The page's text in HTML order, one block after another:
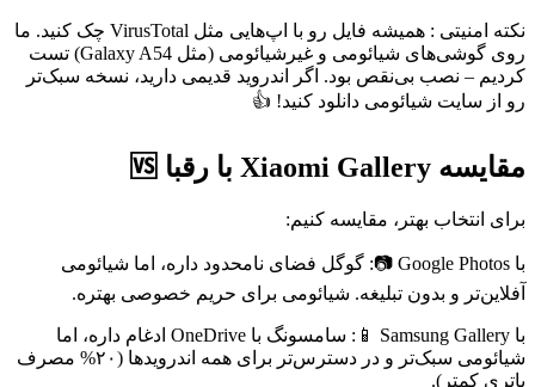
نکته امنیتی : همیشه فایل رو با اپ‌هایی مثل VirusTotal چک کنید. ما
روی گوشی‌های شیائومی و غیرشیائومی (مثل Galaxy A54) تست
کردیم – نصب بی‌نقص بود. اگر اندروید قدیمی دارید، نسخه سبک‌تر
رو از سایت شیائومی دانلود کنید! 👍
مقایسه Xiaomi Gallery با رقبا 🆚
برای انتخاب بهتر، مقایسه کنیم:
با Google Photos 📷: گوگل فضای نامحدود داره، اما شیائومی
آفلاین‌تر و بدون تبلیغه. شیائومی برای حریم خصوصی بهتره.
با Samsung Gallery 📱: سامسونگ با OneDrive ادغام داره، اما
شیائومی سبک‌تر و در دسترس‌تر برای همه اندرویدها (۲۰% مصرف
باتری کمتر).